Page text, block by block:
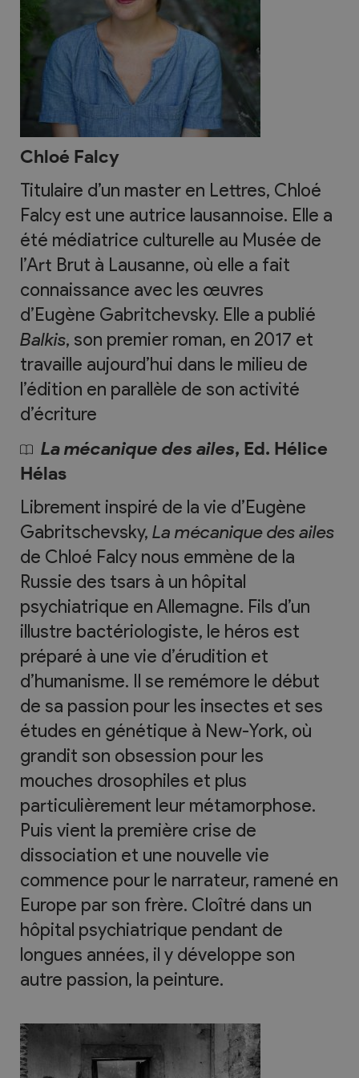
Chloé Falcy
Titulaire d’un master en Lettres, Chloé
Falcy est une autrice lausannoise. Elle a
été médiatrice culturelle au Musée de
l’Art Brut à Lausanne, où elle a fait
connaissance avec les œuvres
d’Eugène Gabritchevsky. Elle a publié
Balkis, son premier roman, en 2017 et
travaille aujourd’hui dans le milieu de
l’édition en parallèle de son activité
d’écriture
La mécanique des ailes, Ed. Hélice
Hélas
Librement inspiré de la vie d’Eugène
Gabritschevsky, La mécanique des ailes
de Chloé Falcy nous emmène de la
Russie des tsars à un hôpital
psychiatrique en Allemagne. Fils d’un
illustre bactériologiste, le héros est
préparé à une vie d’érudition et
d’humanisme. Il se remémore le début
de sa passion pour les insectes et ses
études en génétique à New-York, où
grandit son obsession pour les
mouches drosophiles et plus
particulièrement leur métamorphose.
Puis vient la première crise de
dissociation et une nouvelle vie
commence pour le narrateur, ramené en
Europe par son frère. Cloîtré dans un
hôpital psychiatrique pendant de
longues années, il y développe son
autre passion, la peinture.